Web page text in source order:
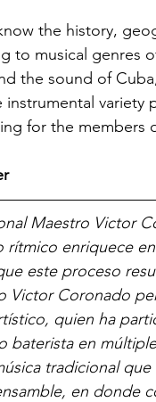
the history,
to musical genres
the sound of
variety
for the members
Maestro Victor
rítmico enriquece
este proceso
Victor Coronado
quien ha
baterista en
tradicional
en donde